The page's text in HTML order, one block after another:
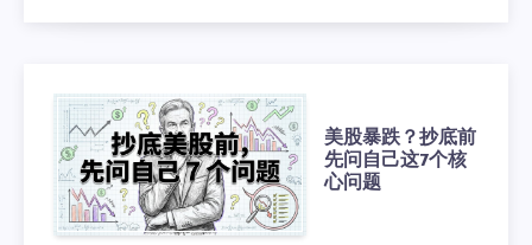
美股暴跌？抄底前
先问自己这7个核
心问题